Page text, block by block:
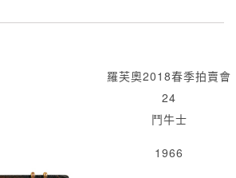
羅芙奧2018春季拍賣會
24
鬥牛士
1966